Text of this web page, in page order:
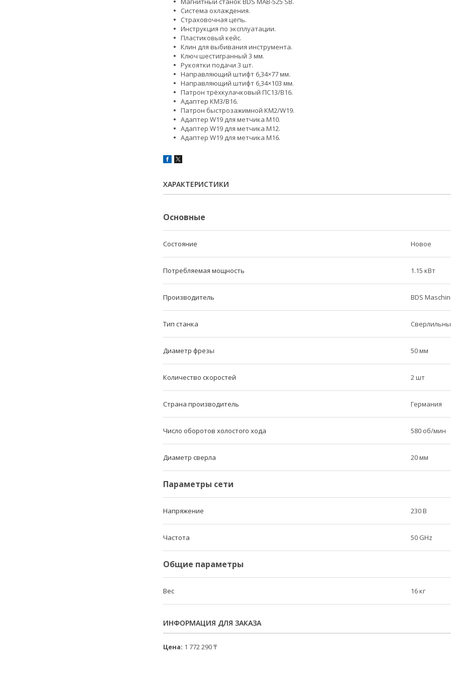
Система охлаждения.
Страховочная цепь.
Инструкция по эксплуатации.
Пластиковый кейс.
Клин для выбивания инструмента.
Ключ шестигранный 3 мм.
Рукоятки подачи 3 шт.
Направляющий штифт 6,34×77 мм.
Направляющий штифт 6,34×103 мм.
Патрон трёхкулачковый ПС13/В16.
Адаптер КМ3/В16.
Патрон быстрозажимной КМ2/W19.
Адаптер W19 для метчика М10.
Адаптер W19 для метчика М12.
Адаптер W19 для метчика М16.
ХАРАКТЕРИСТИКИ
Основные
Состояние Новое
Потребляемая мощность 1.15 кВт
Производитель BDS
Тип станка
Диаметр фрезы 50 мм
Количество скоростей 2 шт
Страна производитель Германия
Число оборотов холостого хода 580 об/мин
Диаметр сверла 20 мм
Параметры сети
Напряжение 230 В
Частота 50 GHz
Общие параметры
Вес 16 кг
ИНФОРМАЦИЯ ДЛЯ ЗАКАЗА
Цена: 1 772 290 ₸